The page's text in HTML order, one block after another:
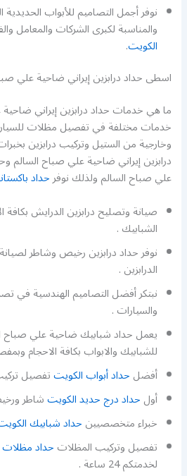
نوفر أجمل التصاميم للأبواب الحديدية
والمناسبة لكبرى الشركات والمعامل
الكويت.
اسطى حداد درابزين إيراني ضاحية علي
ما هي خدمات حداد درابزين إيراني
خدمات مختلفة في تفصيل مظلات
وخارجية من الستيل وتركيب درابزين
درابزين إيراني ضاحية علي صباح السالم
علي صباح السالم ولذلك نوفرحداد
صيانة وتصليح درابزين الدرايش بكافة
الشبابيك .
نوفر حداد درابزين رخيص وشاطر
الدرابزين .
نبتكر أفضل التصاميم الهندسية في
والسيارات .
يعمل حداد شبابيك ضاحية علي صباح
للشبابيك والابواب بكافة الاحجام
أفضلحداد أبواب الكويتتفصيل
أولحداد درج حديد الكويتشاطر
خبراء متخصصيينحداد شبابيك
تفصيل وتركيب المظلاتحداد
لخدمتكم 24 ساعة .